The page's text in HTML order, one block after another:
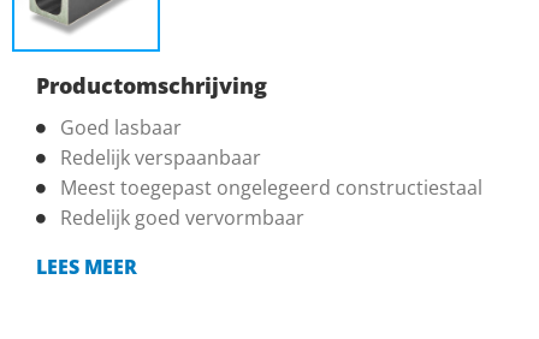
Productomschrijving
Goed lasbaar
Redelijk verspaanbaar
Meest toegepast ongelegeerd constructiestaal
Redelijk goed vervormbaar
LEES MEER